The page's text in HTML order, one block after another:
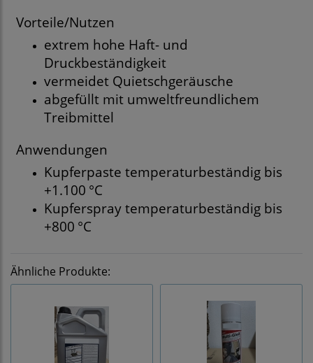
Vorteile/Nutzen
extrem hohe Haft- und
Druckbeständigkeit
vermeidet Quietschgeräusche
abgefüllt mit umweltfreundlichem
Treibmittel
Anwendungen
Kupferpaste temperaturbeständig bis
+1.100 °C
Kupferspray temperaturbeständig bis
+800 °C
Ähnliche Produkte: